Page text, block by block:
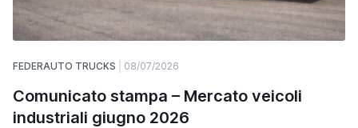
FEDERAUTO TRUCKS 08/07/2026
Comunicato stampa – Mercato veicoli
industriali giugno 2026